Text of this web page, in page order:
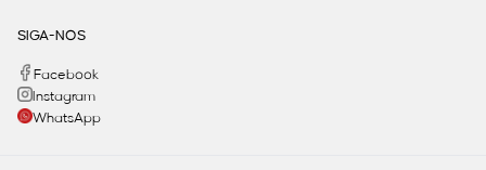
SIGA-NOS
Facebook
Instagram
WhatsApp